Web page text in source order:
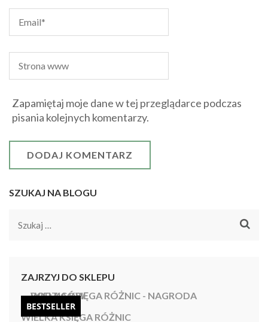
Zapamiętaj moje dane w tej przeglądarce podczas
pisania kolejnych komentarzy.
SZUKAJ NA BLOGU
Szukaj:
ZAJRZYJ DO SKLEPU
BESTSELLER
WIELKA KSIĘGA RÓŻNIC